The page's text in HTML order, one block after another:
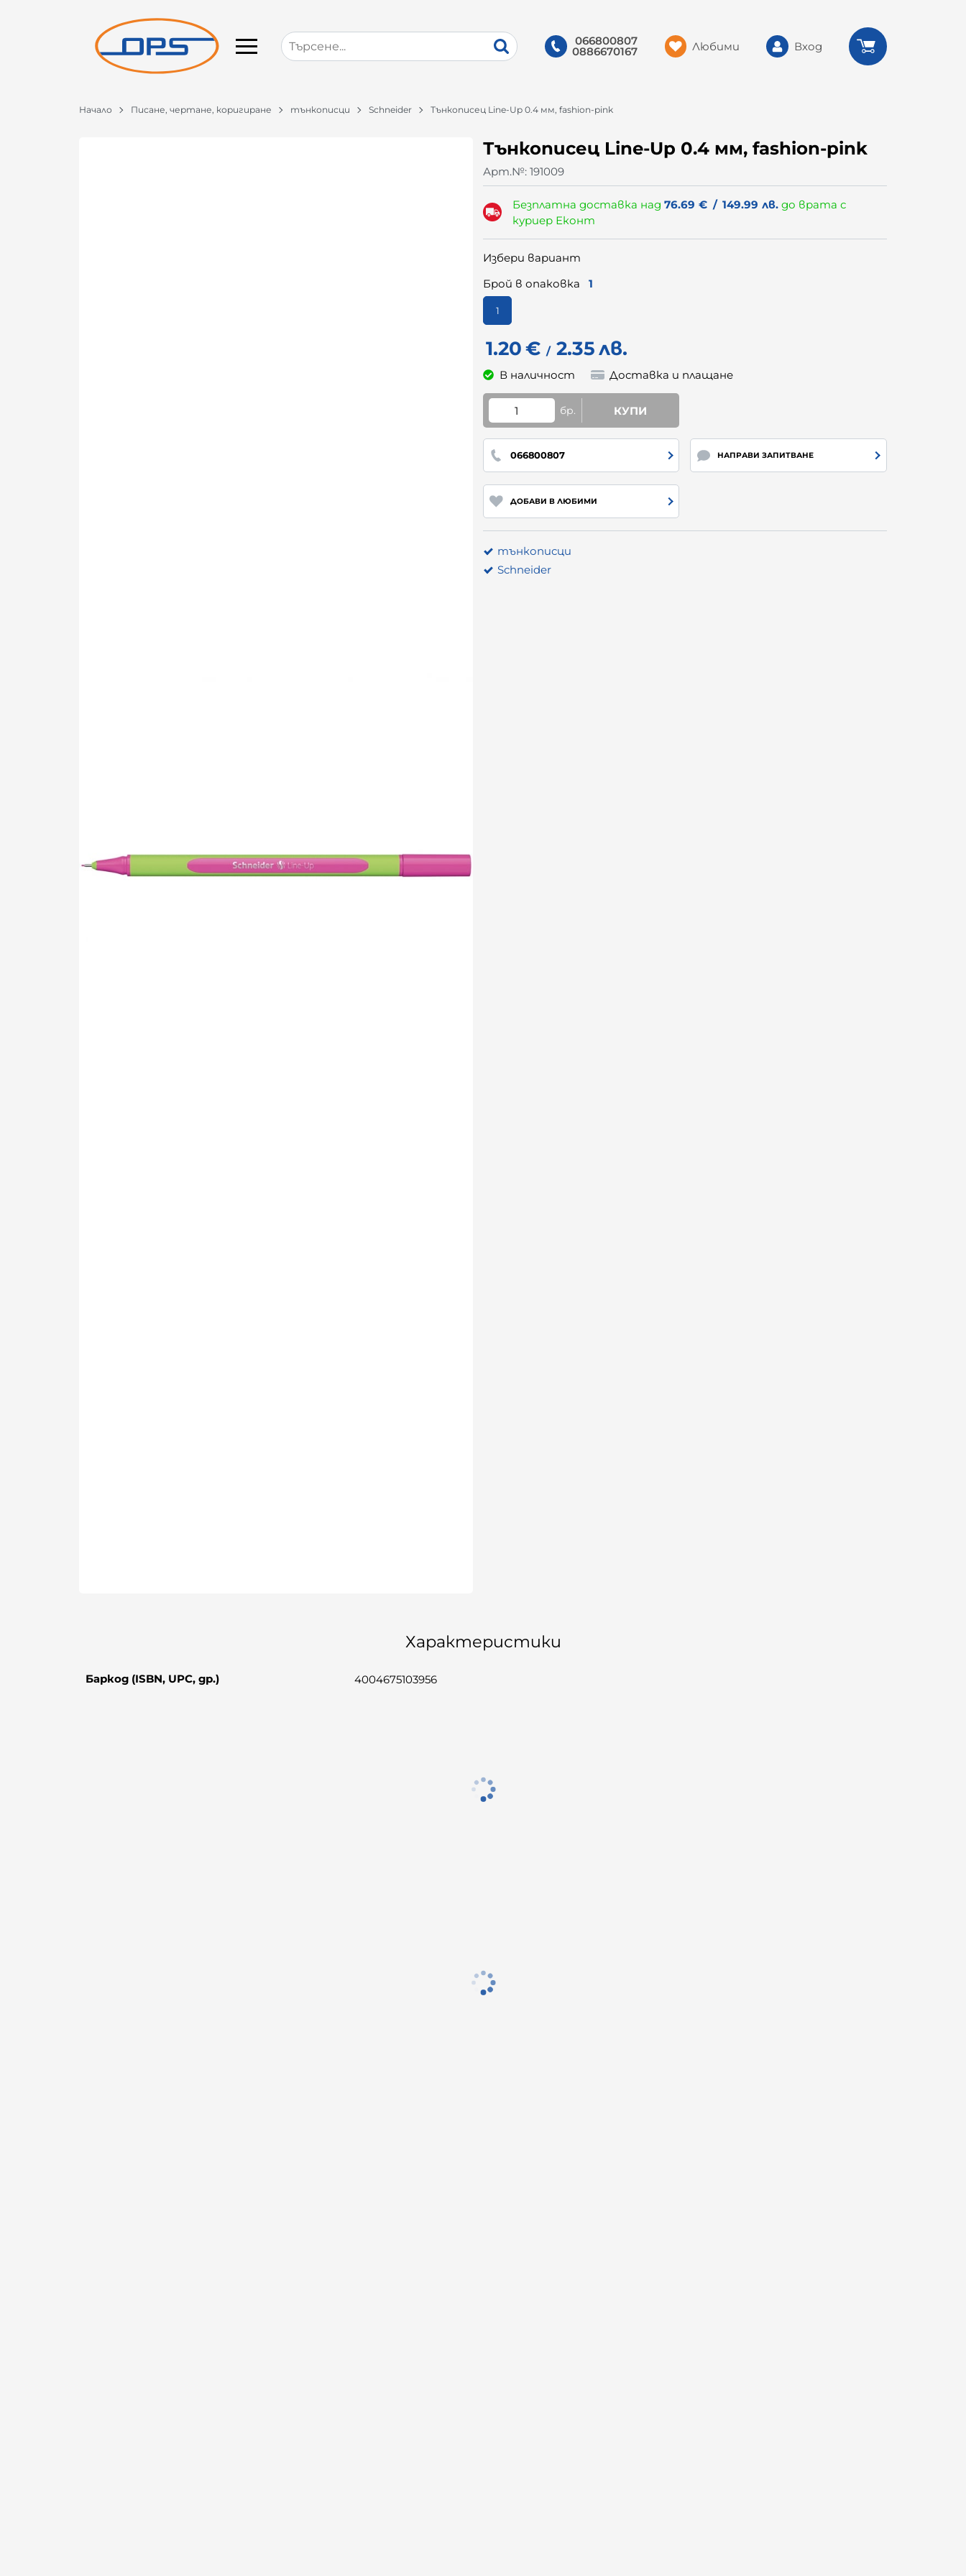
066800807
0886670167 Любими Вход
Начало Писане, чертане, коригиране тънкописци Schneider Тънкописец Line-Up 0.4 мм, fashion-pink
Тънкописец Line-Up 0.4 мм, fashion-pink
Арт.№: 191009
Безплатна доставка над76.69 € / 149.99 лв. до врата с
куриер Еконт
Избери вариант
Брой в опаковка
1
1
1.20€ / 2.35лв.
В наличност Доставка и плащане
бр. КУПИ
066800807 НАПРАВИ ЗАПИТВАНЕ
ДОБАВИ В ЛЮБИМИ
тънкописци
Schneider
Характеристики
Баркод (ISBN, UPC, др.) 4004675103956